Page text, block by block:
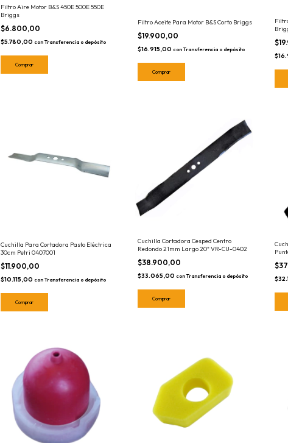
Filtro Aire Motor B&S 450E 500E 550E
Briggs
$6.800,00
$5.780,00 con Transferencia o depósito
Filtro Aceite Para Motor B&S Corto Briggs
$19.900,00
$16.915,00 con Transferencia o depósito
Cuchilla Para Cortadora Pasto Eléctrica
30cm Petri 0407001
$11.900,00
$10.115,00 con Transferencia o depósito
Cuchilla Cortadora Cesped Centro
Redondo 21mm Largo 20" VR-CU-0402
$38.900,00
$33.065,00 con Transferencia o depósito